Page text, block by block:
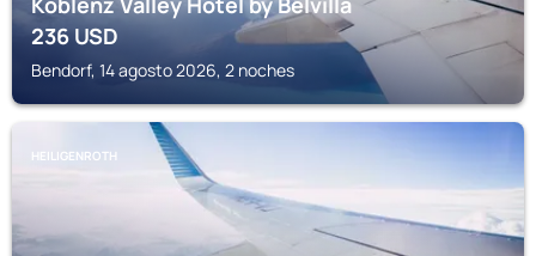
236USD
Bendorf, 14 agosto 2026, 2 noches
HEILIGENROTH